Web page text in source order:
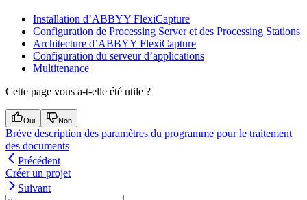
Installation d’ABBYY FlexiCapture
Configuration de Processing Server et des Processing Stations
Architecture d’ABBYY FlexiCapture
Configuration du serveur d’applications
Multitenance
Cette page vous a-t-elle été utile ?
Oui Non
Brève description des paramètres du programme pour le traitement
des documents
Précédent
Créer un projet
Suivant